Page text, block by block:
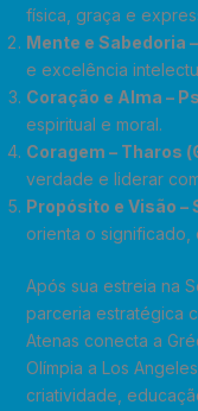
física, graça e
Mente e Sabedoria
e excelência
Coração e Alma –
espiritual e moral.
Coragem – Tharos (
verdade e liderar
Propósito e Visão –
orienta o significado,
Após sua estreia na
parceria estratégica
Atenas conecta a
Olímpia a Los
criatividade,